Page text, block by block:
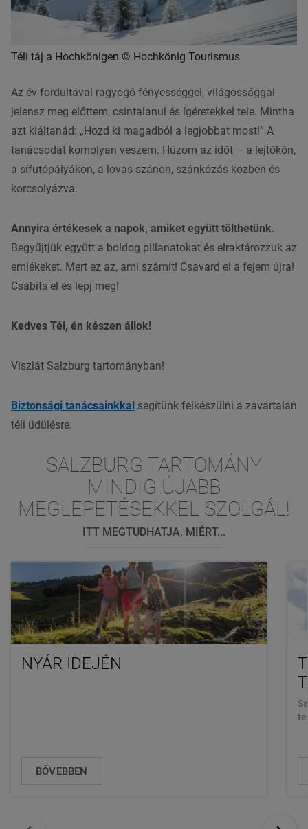
Téli táj a Hochkönigen © Hochkönig Tourismus
Az év fordultával ragyogó fényességgel, világossággal
jelensz meg előttem, csintalanul és ígéretekkel tele. Mintha
azt kiáltanád: „Hozd ki magadból a legjobbat most!” A
tanácsodat komolyan veszem. Húzom az időt – a lejtőkön,
a sífutópályákon, a lovas szánon, szánkózás közben és
korcsolyázva.
Annyira értékesek a napok, amiket együtt tölthetünk.
Begyűjtjük együtt a boldog pillanatokat és elraktározzuk az
emlékeket. Mert ez az, ami számít! Csavard el a fejem újra!
Csábíts el és lepj meg!
Kedves Tél, én készen állok!
Viszlát Salzburg tartományban!
Biztonsági tanácsainkkal segítünk felkészülni a zavartalan
téli üdülésre.
SALZBURG TARTOMÁNY
MINDIG ÚJABB
MEGLEPETÉSEKKEL SZOLGÁL!
ITT MEGTUDHATJA, MIÉRT...
NYÁR IDEJÉN
BŐVEBBEN